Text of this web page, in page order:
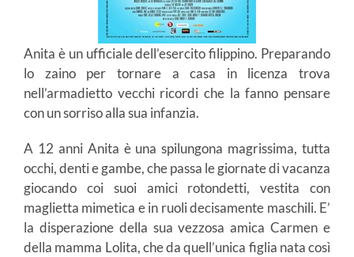
Anita è un ufficiale dell’esercito filippino. Preparando
lo zaino per tornare a casa in licenza trova
nell’armadietto vecchi ricordi che la fanno pensare
con un sorriso alla sua infanzia.
A 12 anni Anita è una spilungona magrissima, tutta
occhi, denti e gambe, che passa le giornate di vacanza
giocando coi suoi amici rotondetti, vestita con
maglietta mimetica e in ruoli decisamente maschili. E’
la disperazione della sua vezzosa amica Carmen e
della mamma Lolita, che da quell’unica figlia nata così